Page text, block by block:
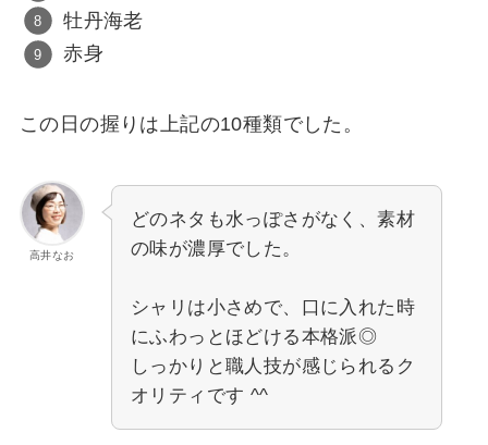
牡丹海老
赤身
この日の握りは上記の10種類でした。
高井なお
どのネタも水っぽさがなく、素材
の味が濃厚でした。
シャリは小さめで、口に入れた時
にふわっとほどける本格派◎
しっかりと職人技が感じられるク
オリティです ^^